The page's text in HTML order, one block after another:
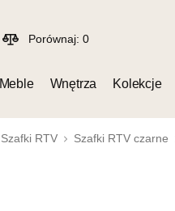
Porównaj: 0
Meble Wnętrza Kolekcje
Szafki RTV Szafki RTV czarne